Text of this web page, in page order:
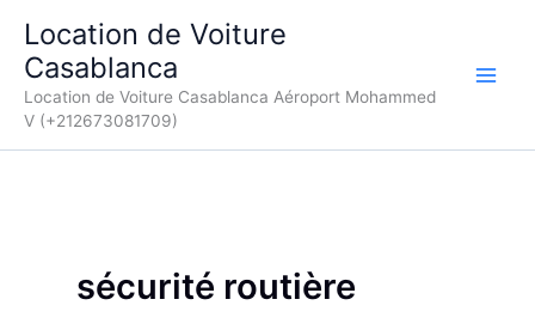
contenu
Location de Voiture
Casablanca
Location de Voiture Casablanca Aéroport Mohammed
V (+212673081709)
sécurité routière